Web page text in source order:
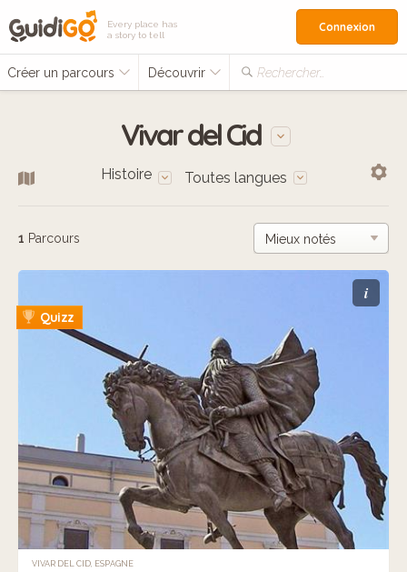
Every place has
a story to tell
Créer un parcours Découvrir Rechercher…
Connexion
Vivar del Cid
Histoire Toutes langues
1 Parcours
i
Quizz
VIVAR DEL CID, ESPAGNE